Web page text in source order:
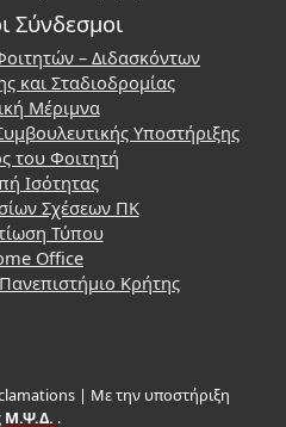
Σύνδεσμοι
– Διδασκόντων
και Σταδιοδρομίας
Μέριμνα
Υποστήριξης
του Φοιτητή
Ισότητας
Σχέσεων ΠΚ
Τύπου
Office
Κρήτης
| Με την υποστήριξη
Μ.Ψ.Δ. .